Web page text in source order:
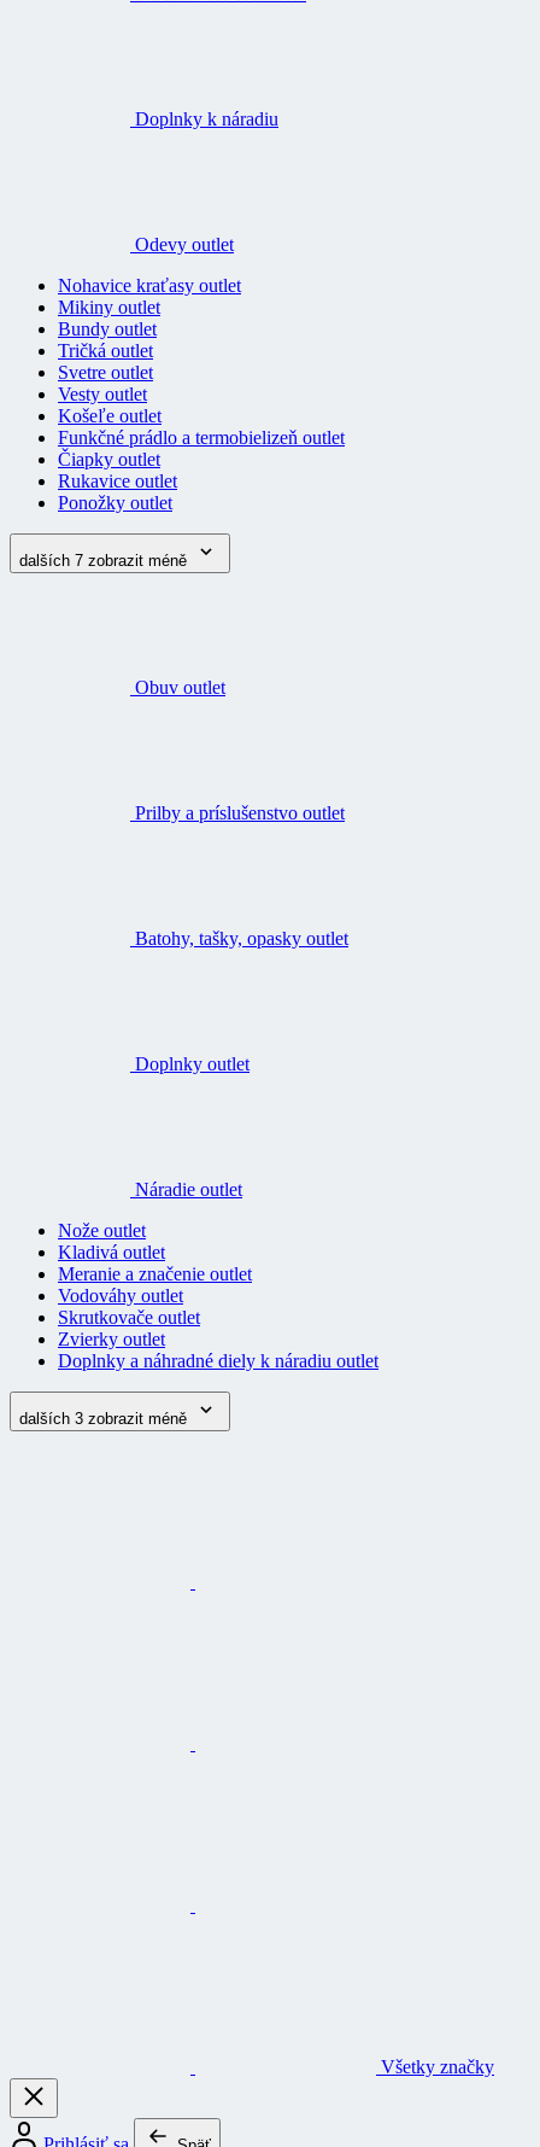
Doplnky k náradiu
Odevy outlet
Nohavice kraťasy outlet
Mikiny outlet
Bundy outlet
Tričká outlet
Svetre outlet
Vesty outlet
Košeľe outlet
Funkčné prádlo a termobielizeň outlet
Čiapky outlet
Rukavice outlet
Ponožky outlet
dalších 7 zobrazit méně
Obuv outlet
Prilby a príslušenstvo outlet
Batohy, tašky, opasky outlet
Doplnky outlet
Náradie outlet
Nože outlet
Kladivá outlet
Meranie a značenie outlet
Vodováhy outlet
Skrutkovače outlet
Zvierky outlet
Doplnky a náhradné diely k náradiu outlet
dalších 3 zobrazit méně
Všetky značky